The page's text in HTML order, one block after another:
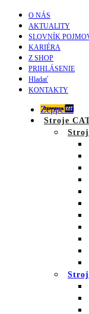
O NÁS
AKTUALITY
SLOVNÍK
KARIÉRA
Z SHOP
PRIHLÁSENIE
Hladať
KONTAKTY
Zeppelin
Stroje